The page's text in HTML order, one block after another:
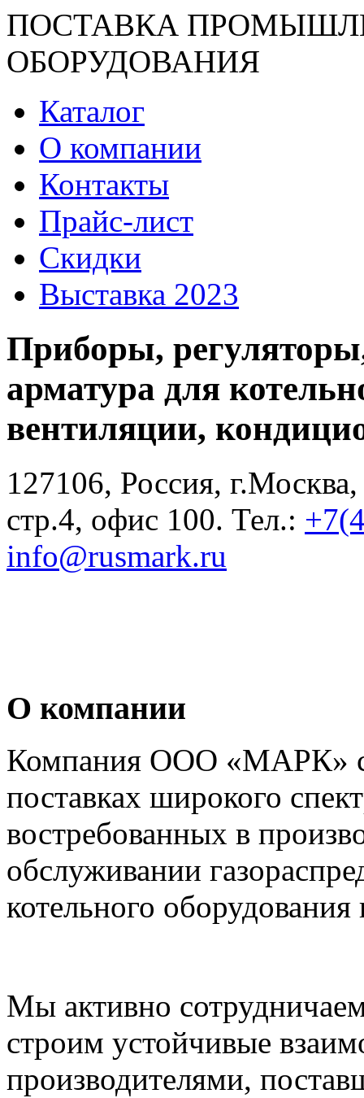
ПОСТАВКА
ОБОРУДОВАНИЯ
Каталог
О компании
Контакты
Прайс-лист
Скидки
Выставка 2023
Приборы,
арматура для
вентиляции,
127106, Россия,
стр.4, офис 100. Тел.:
info@rusmark.ru
О компании
Компания ООО «МАРК» с
поставках широкого
востребованных в
обслуживании
котельного оборудования
Мы активно
строим устойчивые
производителями,